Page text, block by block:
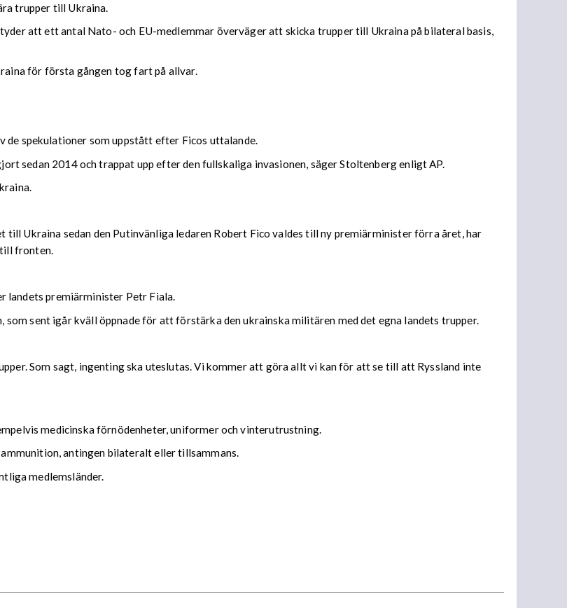
trupper till Ukraina.
att ett antal Nato- och EU-medlemmar överväger att skicka trupper till Ukraina på bilateral basis,
för första gången tog fart på allvar.
de spekulationer som uppstått efter Ficos uttalande.
sedan 2014 och trappat upp efter den fullskaliga invasionen, säger Stoltenberg enligt AP.
Ukraina sedan den Putinvänliga ledaren Robert Fico valdes till ny premiärminister förra året, har
fronten.
landets premiärminister Petr Fiala.
sent igår kväll öppnade för att förstärka den ukrainska militären med det egna landets trupper.
Som sagt, ingenting ska uteslutas. Vi kommer att göra allt vi kan för att se till att Ryssland inte
medicinska förnödenheter, uniformer och vinterutrustning.
antingen bilateralt eller tillsammans.
medlemsländer.